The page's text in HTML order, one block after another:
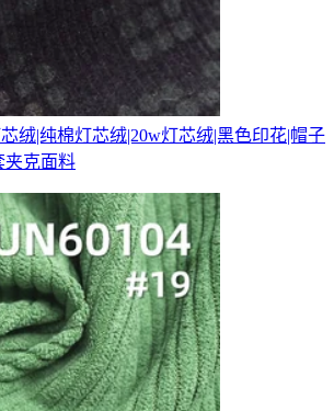
绒|纯棉灯芯绒|20w灯芯绒|黑色印花|帽子
夹克面料